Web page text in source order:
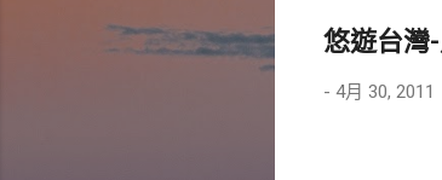
悠遊台灣
- 4月 30, 2011